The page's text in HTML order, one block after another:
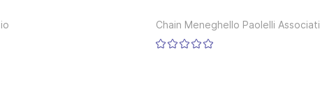
Chain Meneghello Paolelli Associati